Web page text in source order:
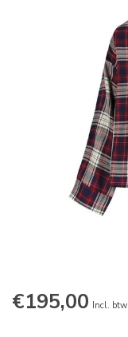
€195,00 Incl. btw